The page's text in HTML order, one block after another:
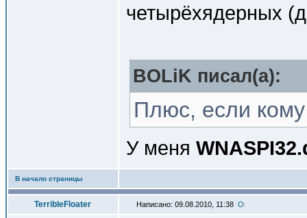
четырёхядерных
BOLiK писал(a):
Плюс, если
У меня
В начало страницы
TerribleFloater Написано: 09.08.2010, 11:38